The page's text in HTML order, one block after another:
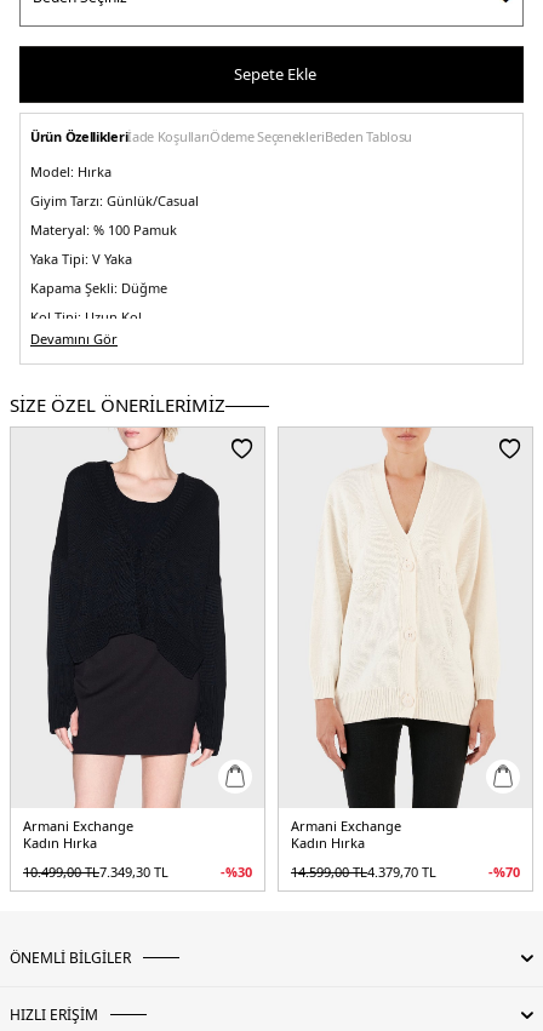
Sepete Ekle
Ürün Özellikleriİade KoşullarıÖdeme SeçenekleriBeden Tablosu
Model: Hırka
Giyim Tarzı: Günlük/Casual
Materyal: % 100 Pamuk
Yaka Tipi: V Yaka
Kapama Şekli: Düğme
Kol Tipi: Uzun Kol
Cep:Cepli
Menşei:Bangladeş
5DK2XW001304AF16552U1003.69
Devamını Gör
SİZE ÖZEL ÖNERİLERİMİZ
Armani Exchange
Kadın Hırka
10.499,00TL7.349,30 TL -%30
Armani Exchange
Kadın Hırka
14.599,00TL4.379,70 TL -%70
ÖNEMLİ BİLGİLER
HIZLI ERİŞİM